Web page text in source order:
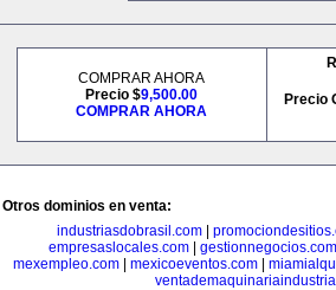
COMPRAR AHORA
Precio $9,500.00
COMPRAR AHORA
Precio
Otros dominios en venta:
industriasdobrasil.com|
empresaslocales.com| gestionnegocios.com
mexempleo.com| mexicoeventos.com|